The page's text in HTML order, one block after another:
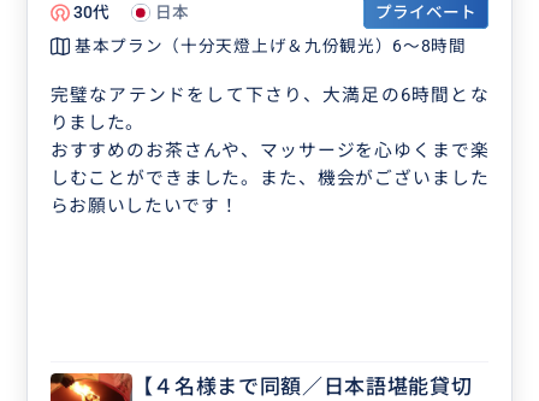
30代 日本
プライベート
基本プラン（十分天燈上げ＆九份観光）6～8時間
完璧なアテンドをして下さり、大満足の6時間とな
りました。
おすすめのお茶さんや、マッサージを心ゆくまで楽
しむことができました。また、機会がございました
らお願いしたいです！
【４名様まで同額／日本語堪能貸切